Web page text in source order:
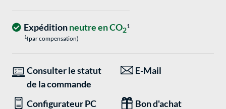
Expéditionneutre en CO21
1(par compensation)
Consulter le statut
de la commande
E-Mail
Configurateur PC Bon d'achat